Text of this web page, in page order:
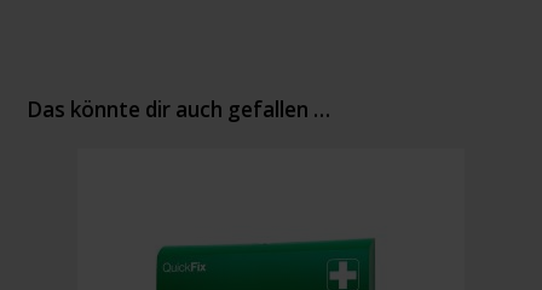
Das könnte dir auch gefallen …